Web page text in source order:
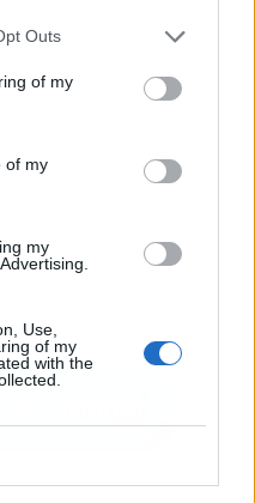
Outs
of my
of my
my
Use,
of my
with the